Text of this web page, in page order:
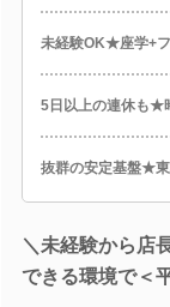
未経験OK★座学+
5日以上の連休も★
抜群の安定基盤★
＼未経験から店
できる環境で＜